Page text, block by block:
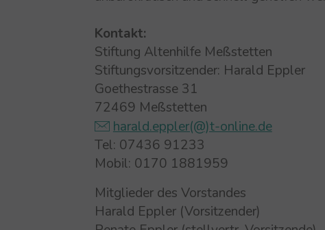
Kontakt:
Stiftung Altenhilfe Meßstetten
Stiftungsvorsitzender: Harald Eppler
Goethestrasse 31
72469 Meßstetten
harald.eppler(@)t-online.de
Tel: 07436 91233
Mobil: 0170 1881959
Mitglieder des Vorstandes
Harald Eppler (Vorsitzender)